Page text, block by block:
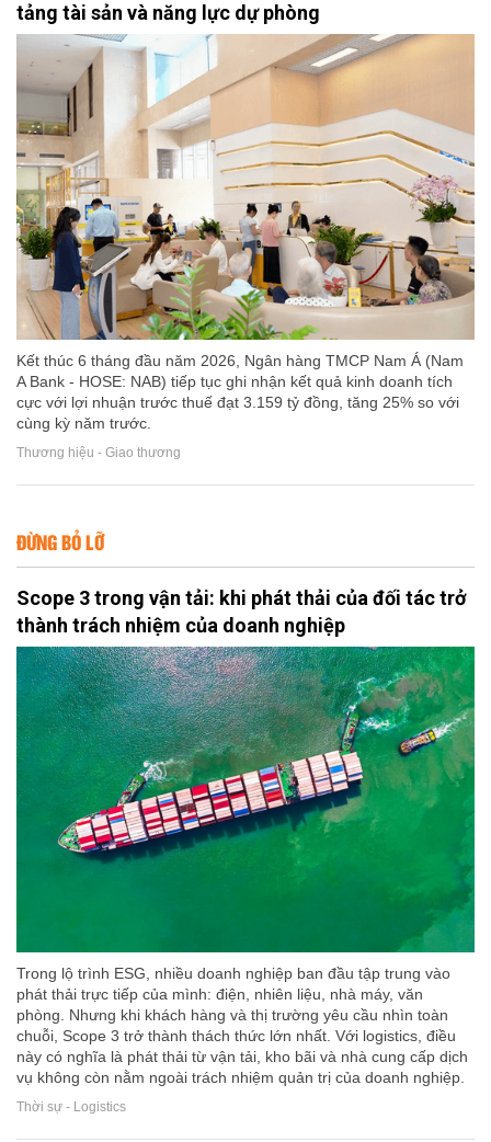
tảng tài sản và năng lực dự phòng
Kết thúc 6 tháng đầu năm 2026, Ngân hàng TMCP Nam Á (Nam
A Bank - HOSE: NAB) tiếp tục ghi nhận kết quả kinh doanh tích
cực với lợi nhuận trước thuế đạt 3.159 tỷ đồng, tăng 25% so với
cùng kỳ năm trước.
Thương hiệu - Giao thương
ĐỪNG BỎ LỠ
Scope 3 trong vận tải: khi phát thải của đối tác trở
thành trách nhiệm của doanh nghiệp
Trong lộ trình ESG, nhiều doanh nghiệp ban đầu tập trung vào
phát thải trực tiếp của mình: điện, nhiên liệu, nhà máy, văn
phòng. Nhưng khi khách hàng và thị trường yêu cầu nhìn toàn
chuỗi, Scope 3 trở thành thách thức lớn nhất. Với logistics, điều
này có nghĩa là phát thải từ vận tải, kho bãi và nhà cung cấp dịch
vụ không còn nằm ngoài trách nhiệm quản trị của doanh nghiệp.
Thời sự - Logistics